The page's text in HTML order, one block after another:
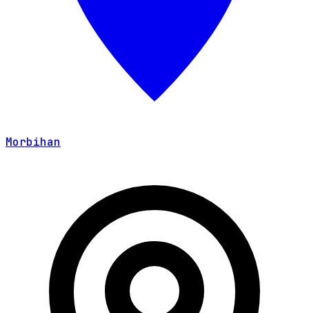
Morbihan